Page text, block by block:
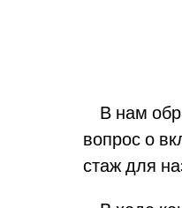
В нам
вопрос о
стаж для